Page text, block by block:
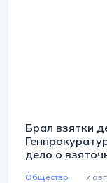
Брал взятки
дело о
Общество 7